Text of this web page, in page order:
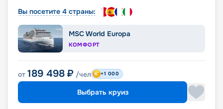
Вы посетите 4 страны:
MSC World Europa
КОМФОРТ
от 189 498 ₽ /чел +1 000
Выбрать круиз